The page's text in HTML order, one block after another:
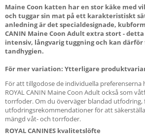
Maine Coon katten har en stor käke med
och tuggar sin mat på ett karakteristiskt
anledning är det specialdesignade,
CANIN Maine Coon Adult extra stort -
intensiv, långvarig tuggning och kan
tandhygien.
För mer variation: Ytterligare
För att tillgodose de individuella preferenserna
ROYAL CANIN Maine Coon Adult också som
torrfoder. Om du överväger blandad utfodring,
utfodringsrekommendationer för att
mängd våt- och torrfoder.
ROYAL CANINES kvalitetslöfte